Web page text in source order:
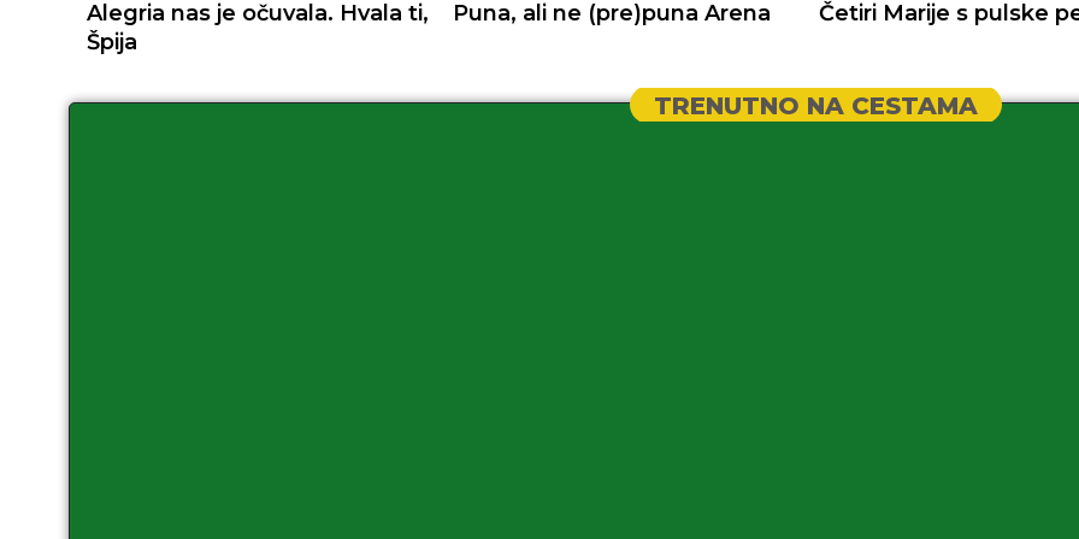
Alegria nas je očuvala. Hvala ti,
Špija
Puna, ali ne (pre)puna Arena Četiri Marije s pulske
TRENUTNO NA CESTAMA